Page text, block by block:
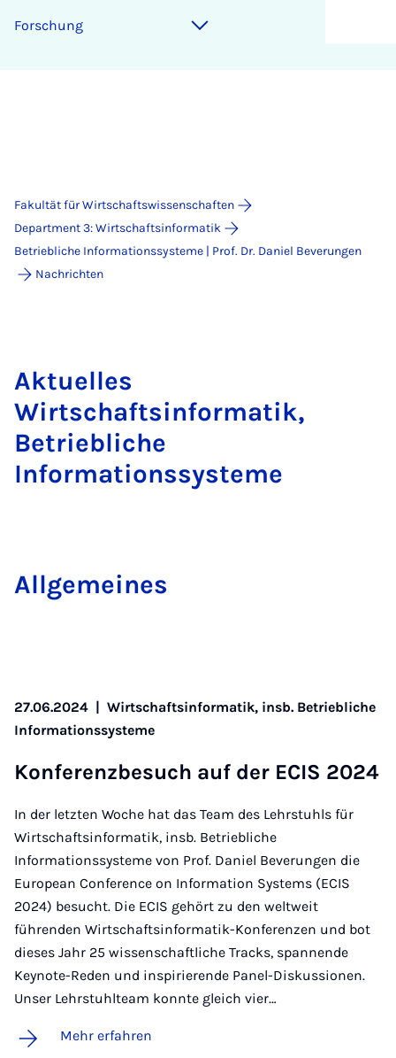
For­schung
Fakultät für Wirtschaftswissenschaften
Department 3: Wirtschaftsinformatik
Betriebliche Informationssysteme | Prof. Dr. Daniel Beverungen
Nachrichten
Aktuelles
Wirtschaftsinformatik,
Betriebliche
Informationssysteme
All­ge­mei­nes
27.06.2024 | Wirtschaftsinformatik, insb. Betriebliche
Informationssysteme
Kon­fe­renz­be­such auf der ECIS 2024
In der letzten Woche hat das Team des Lehrstuhls für
Wirtschaftsinformatik, insb. Betriebliche
Informationssysteme von Prof. Daniel Beverungen die
European Conference on Information Systems (ECIS
2024) besucht. Die ECIS gehört zu den weltweit
führenden Wirtschaftsinformatik-Konferenzen und bot
dieses Jahr 25 wissenschaftliche Tracks, spannende
Keynote-Reden und inspirierende Panel-Diskussionen.
Unser Lehrstuhlteam konnte gleich vier…
Mehr erfahren